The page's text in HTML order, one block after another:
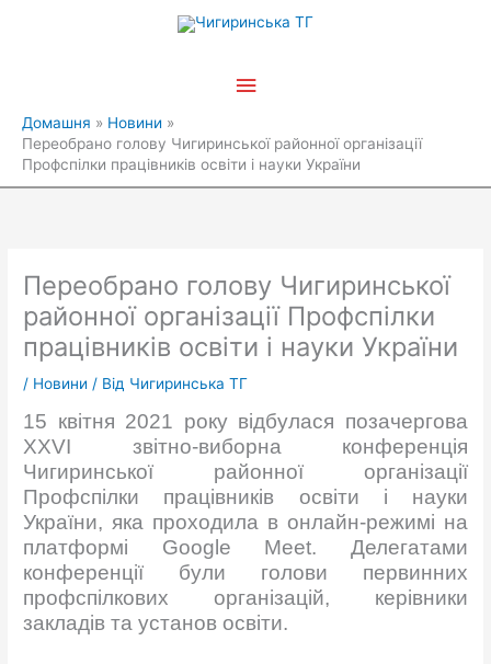
Головне
Домашня
Новини
Переобрано голову Чигиринської районної організації
Профспілки працівників освіти і науки України
Переобрано голову Чигиринської
районної організації Профспілки
працівників освіти і науки України
/ Новини / Від Чигиринська ТГ
15 квітня 2021 року відбулася позачергова
ХХVІ звітно-виборна конференція
Чигиринської районної організації
Профспілки працівників освіти і науки
України, яка проходила в онлайн-режимі на
платформі Google Meet. Делегатами
конференції були голови первинних
профспілкових організацій, керівники
закладів та установ освіти.